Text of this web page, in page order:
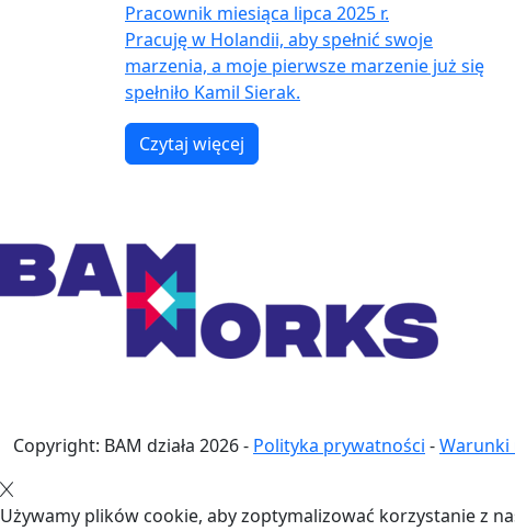
Pracownik miesiąca lipca 2025 r.
Pracuję w Holandii, aby spełnić swoje
marzenia, a moje pierwsze marzenie już się
spełniło Kamil Sierak.
Czytaj więcej
Copyright: BAM działa 2026- Polityka prywatności -Warunki
Używamy plików cookie, aby zoptymalizować korzystanie z